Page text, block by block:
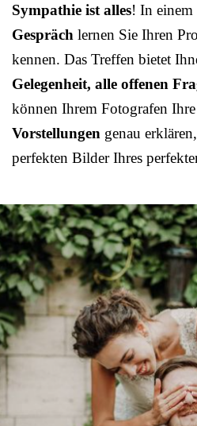
Sympathie ist alles! In einem
Gespräch lernen Sie Ihren
kennen. Das Treffen bietet
Gelegenheit, alle offenen
können Ihrem Fotografen Ihre
Vorstellungen genau
perfekten Bilder Ihres